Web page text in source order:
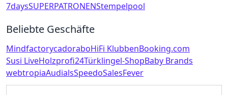
7daysSUPERPATRONENStempelpool
Beliebte Geschäfte
MindfactorycadoraboHiFi KlubbenBooking.com
Susi LiveHolzprofi24Türklingel-ShopBaby Brands
webtropiaAudialsSpeedoSalesFever